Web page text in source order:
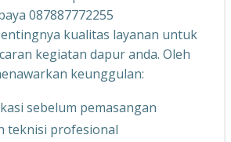
087887772255
kualitas layanan untuk
kegiatan dapur anda. Oleh
keunggulan:
sebelum pemasangan
teknisi profesional